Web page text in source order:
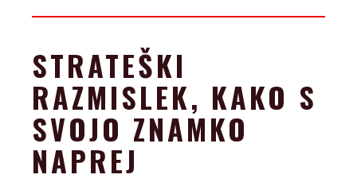
STRATEŠKI
RAZMISLEK, KAKO S
SVOJO ZNAMKO
NAPREJ